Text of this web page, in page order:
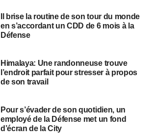
Il brise la routine de son tour du monde
en s’accordant un CDD de 6 mois à la
Défense
Himalaya: Une randonneuse trouve
l’endroit parfait pour stresser à propos
de son travail
Pour s’évader de son quotidien, un
employé de la Défense met un fond
d’écran de la City